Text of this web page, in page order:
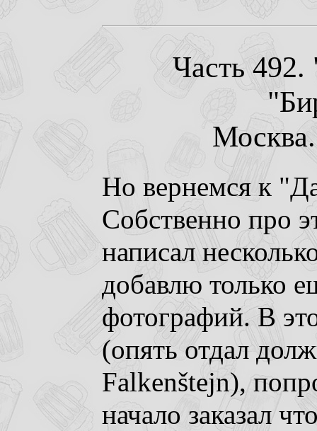
Часть
Но вернемся к
Собственно про
написал
добавлю только
фотографий. В
(опять отдал
Falkenštejn),
начало заказал